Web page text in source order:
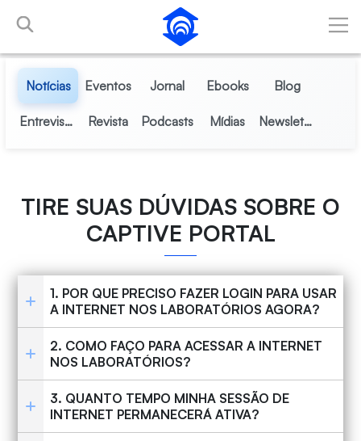
Pular para o Conteúdo principal
Notícias Eventos Jornal Ebooks Blog
Entrevistas Revista Podcasts Mídias Newsletter
TIRE SUAS DÚVIDAS SOBRE O
CAPTIVE PORTAL
1. POR QUE PRECISO FAZER LOGIN PARA USAR
A INTERNET NOS LABORATÓRIOS AGORA?
2. COMO FAÇO PARA ACESSAR A INTERNET
NOS LABORATÓRIOS?
3. QUANTO TEMPO MINHA SESSÃO DE
INTERNET PERMANECERÁ ATIVA?